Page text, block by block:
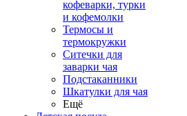
кофеварки, турки
и кофемолки
Термосы и
термокружки
Ситечки для
заварки чая
Подстаканники
Шкатулки для чая
Ещё